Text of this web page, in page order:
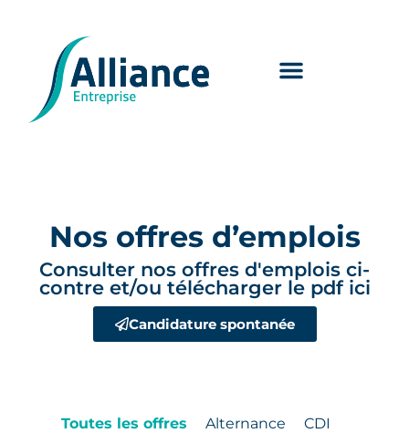
Nos offres d’emplois
Consulter nos offres d'emplois ci-
contre et/ou télécharger le pdf ici
Candidature spontanée
Alternance CDI
Toutes les offres